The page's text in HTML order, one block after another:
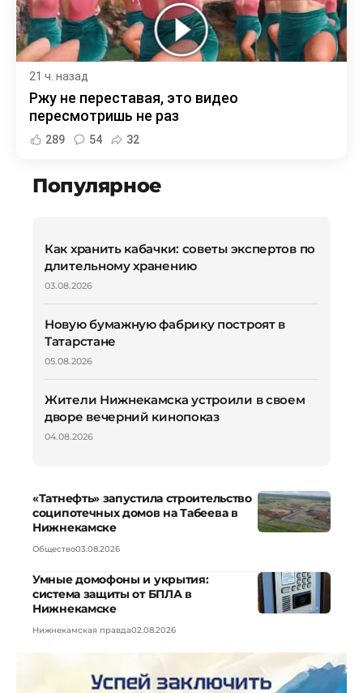
21 ч. назад
Ржу не переставая, это видео
пересмотришь не раз
289 54 32
Популярное
Как хранить кабачки: советы экспертов по
длительному хранению
03.08.2026
Новую бумажную фабрику построят в
Татарстане
05.08.2026
Жители Нижнекамска устроили в своем
дворе вечерний кинопоказ
04.08.2026
«Татнефть» запустила строительство
соципотечных домов на Табеева в
Нижнекамске
Общество03.08.2026
Умные домофоны и укрытия:
система защиты от БПЛА в
Нижнекамске
Нижнекамская правда02.08.2026